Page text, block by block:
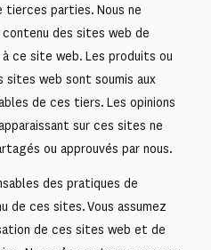
parties. Nous ne
contenu des sites web de
ce site web. Les produits ou
sites web sont soumis aux
de ces tiers. Les opinions
sur ces sites ne
ou approuvés par nous.
des pratiques de
de ces sites. Vous assumez
de ces sites web et de